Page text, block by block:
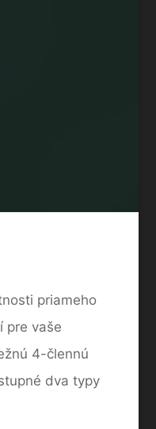
priameho
pre vaše
4-člennú
dva typy